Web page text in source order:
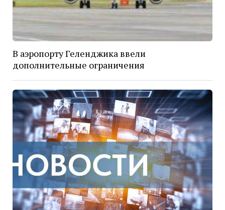
В аэропорту Геленджика ввели
дополнительные ограничения